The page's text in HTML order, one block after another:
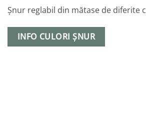
Șnur reglabil din mătase de diferite
INFO CULORI ȘNUR